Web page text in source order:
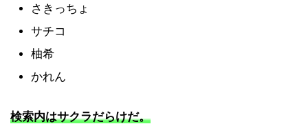
さきっちょ
サチコ
柚希
かれん
検索内はサクラだらけだ。